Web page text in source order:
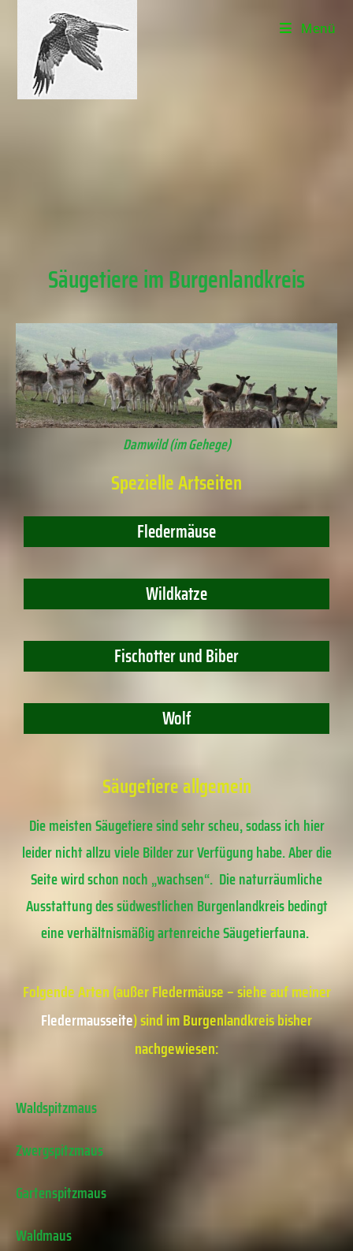
Menü
Säugetiere im Burgenlandkreis
Damwild (im Gehege)
Spezielle Artseiten
Fledermäuse
Wildkatze
Fischotter und Biber
Wolf
Säugetiere allgemein
Die meisten Säugetiere sind sehr scheu, sodass ich hier
leider nicht allzu viele Bilder zur Verfügung habe. Aber die
Seite wird schon noch „wachsen“. Die naturräumliche
Ausstattung des südwestlichen Burgenlandkreis bedingt
eine verhältnismäßig artenreiche Säugetierfauna.
Folgende Arten (außer Fledermäuse – siehe auf meiner
Fledermausseite) sind im Burgenlandkreis bisher
nachgewiesen:
Waldspitzmaus
Zwergspitzmaus
Gartenspitzmaus
Waldmaus